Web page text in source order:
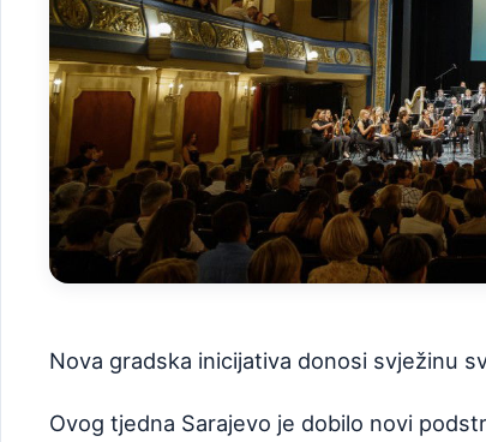
Nova gradska inicijativa donosi svježinu
Ovog tjedna Sarajevo je dobilo novi